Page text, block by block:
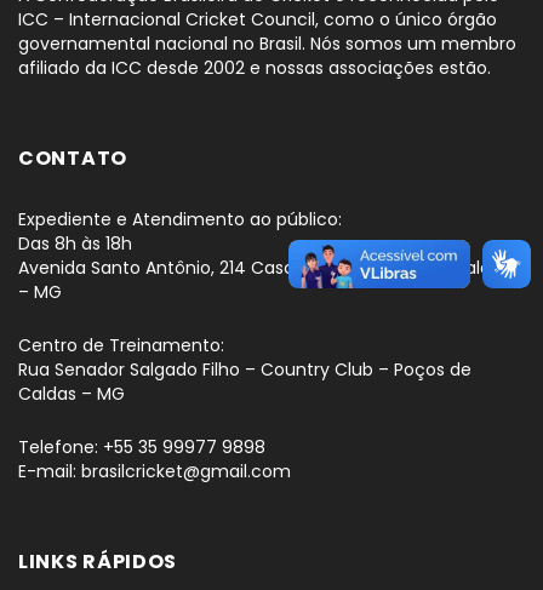
ICC – Internacional Cricket Council, como o único órgão
governamental nacional no Brasil. Nós somos um membro
afiliado da ICC desde 2002 e nossas associações estão.
CONTATO
Expediente e Atendimento ao público:
Das 8h às 18h
Avenida Santo Antônio, 214 Cascatinha – Poços de Caldas
– MG
Centro de Treinamento:
Rua Senador Salgado Filho – Country Club – Poços de
Caldas – MG
Telefone: +55 35 99977 9898
E-mail: brasilcricket@gmail.com
LINKS RÁPIDOS